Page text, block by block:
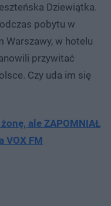
Dziewiątka.
pobytu w
Warszawy, w hotelu
przywitać
Czy uda im się
ale ZAPOMNIAŁ
VOX FM